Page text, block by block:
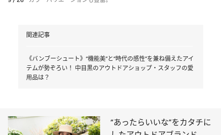
関連記事
《バンブーシュート》“機能美”と“時代の感性”を兼ね備えたアイ
テムが勢ぞろい！ 中目黒のアウトドアショップ・スタッフの愛
用品は？
“あったらいいな”をカタチに